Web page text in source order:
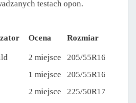
testach opon.
Ocena Rozmiar
2 miejsce
205/55R16
1 miejsce
205/55R16
2 miejsce
225/50R17